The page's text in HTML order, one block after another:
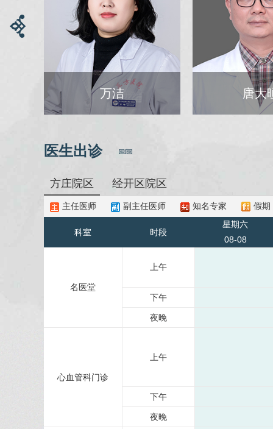
唐大晅 崔现
医生出诊
方庄院区 经开区院区
主任医师 副主任医师 知名专家 假期
科室 时段
星期六
08-08
名医堂
上午
下午
夜晚
心血管科门诊
上午
下午
夜晚